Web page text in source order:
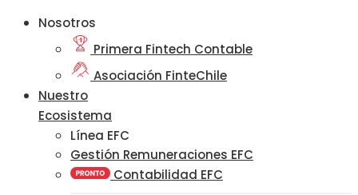
Nosotros
Primera Fintech Contable
Asociación FinteChile
Nuestro
Ecosistema
Línea EFC
Gestión Remuneraciones EFC
Contabilidad EFC